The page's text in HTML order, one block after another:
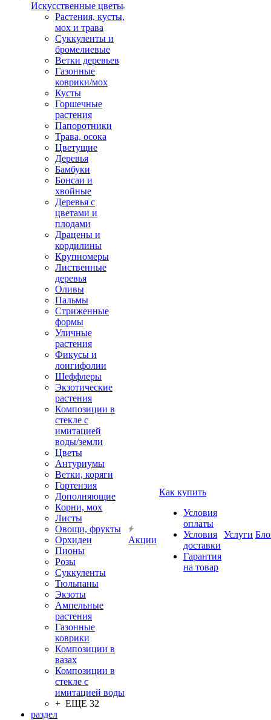
Искусственные цветы
Растения, кусты,
мох и трава
Суккуленты и
бромелиевые
Ветки деревьев
Газонные
коврики/мох
Кусты
Горшечные
растения
Папоротники
Трава, осока
Цветущие
Деревья
Бамбуки
Бонсаи и
хвойные
Деревья с
цветами и
плодами
Драцены и
кордилины
Крупномеры
Лиственные
деревья
Оливы
Пальмы
Стриженные
формы
Уличные
растения
Фикусы и
лонгифолии
Шеффлеры
Экзотические
растения
Композиции в
стекле с
имитацией
воды/земли
Цветы
Антуриумы
Ветки, коряги
Гортензия
Дополняющие
Корни, мох
Листы
Овощи, фрукты
Орхидеи
Пионы
Розы
Суккуленты
Тюльпаны
Экзоты
Ампельные
растения
Газонные
коврики
Композиции в
вазах
Композиции в
стекле с
имитацией воды
+ ЕЩЕ 32
раздел
Акции
Как купить
Условия
оплаты
Условия
доставки
Гарантия
на товар
Услуги